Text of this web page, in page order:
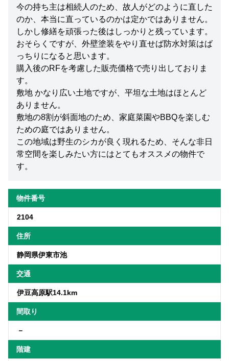
今の持ち主は相続人のため、故人がどのように直した
のか、本当に直っているのかは定かではありません。
しかし修繕を頑張った後はしっかりと残っています。
おそらくですが、外壁塗装をやり直せば防水対策はば
っちりになると思います。
購入後のRFを考慮した販売価格で売り出しておりま
す。
敷地 かなり広い土地ですが、平坦な土地はほとんど
ありません。
敷地の8割が斜面地のため、家庭菜園やBBQを楽しむ
ための庭ではありません。
この地域は野生のシカが良く現れるため、そんな非日
常空間を楽しみたい方にはとてもオススメの物件で
す。
物件番号
2104
住所
静岡県伊東市池
交通
伊豆高原駅14.1km
間取り
－
階建